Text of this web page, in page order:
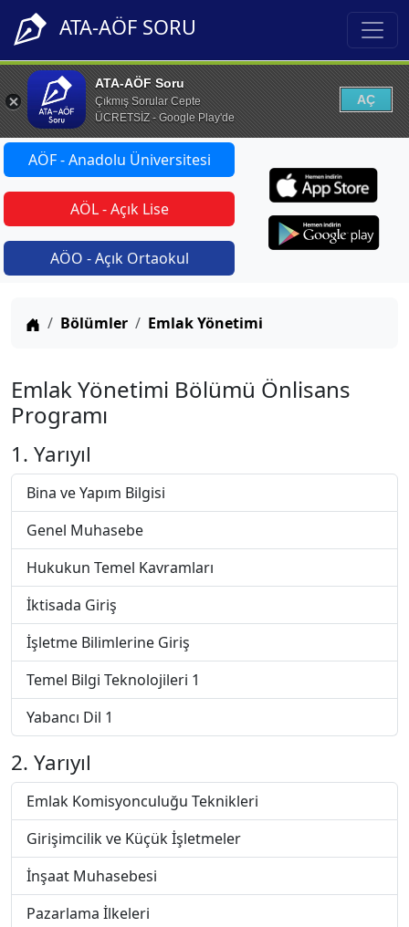
ATA-AÖF SORU
ATA-AÖF Soru
Çıkmış Sorular Cepte
ÜCRETSİZ - Google Play'de
AÇ
AÖF - Anadolu Üniversitesi
AÖL - Açık Lise
AÖO - Açık Ortaokul
Anasayfa
Bölümler Emlak Yönetimi
Emlak Yönetimi Bölümü Önlisans
Programı
1. Yarıyıl
Bina ve Yapım Bilgisi
Genel Muhasebe
Hukukun Temel Kavramları
İktisada Giriş
İşletme Bilimlerine Giriş
Temel Bilgi Teknolojileri 1
Yabancı Dil 1
2. Yarıyıl
Emlak Komisyonculuğu Teknikleri
Girişimcilik ve Küçük İşletmeler
İnşaat Muhasebesi
Pazarlama İlkeleri